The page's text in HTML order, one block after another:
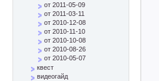
от 2011-05-09
от 2011-03-11
от 2010-12-08
от 2010-11-10
от 2010-10-08
от 2010-08-26
от 2010-05-07
квест
видеогайд